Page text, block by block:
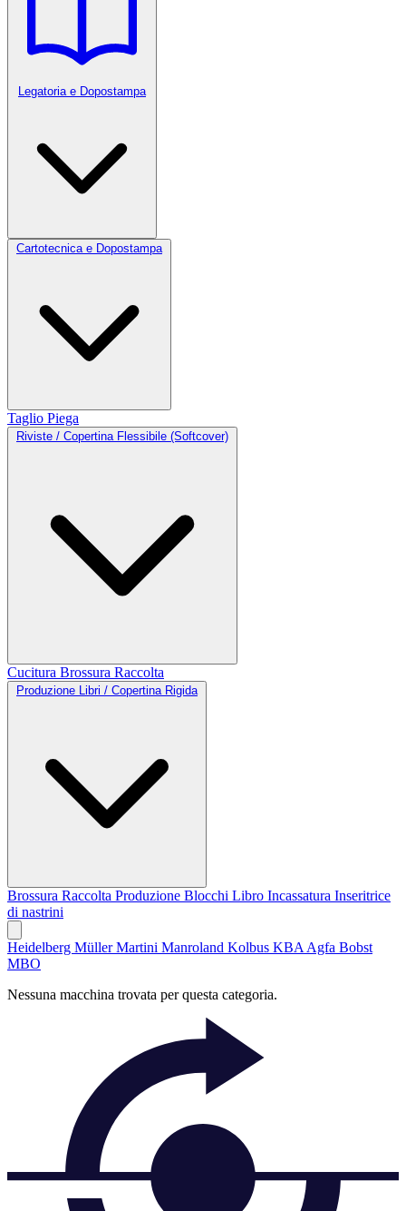
Legatoria e Dopostampa
Cartotecnica e Dopostampa
Taglio Piega
Riviste / Copertina Flessibile (Softcover)
Cucitura Brossura Raccolta
Produzione Libri / Copertina Rigida
Brossura Raccolta Produzione Blocchi Libro Incassatura Inseritrice
di nastrini
Heidelberg Müller Martini Manroland Kolbus KBA Agfa Bobst
MBO
Nessuna macchina trovata per questa categoria.